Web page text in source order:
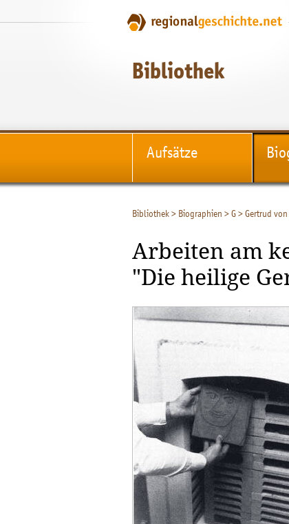
Bibliothek
Aufsätze
Bibliothek> Biographien >G>Gertrud
Arbeiten am
"Die heilige